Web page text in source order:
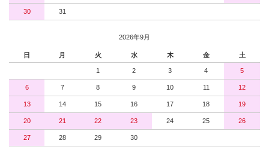
30 31
2026年9月
日 月 火 水 木 金 土
1 2 3 4 5
6 7 8 9 10 11 12
13 14 15 16 17 18 19
20 21 22 23 24 25 26
27 28 29 30